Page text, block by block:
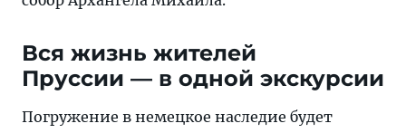
Вся жизнь жителей
Пруссии — в одной экскурсии
Погружение в немецкое наследие будет